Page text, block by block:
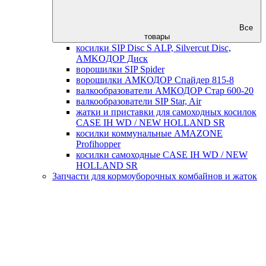
Все
товары
косилки SIP Disc S ALP, Silvercut Disc,
AMKOДОР Диск
ворошилки SIP Spider
ворошилки АМКОДОР Спайдер 815-8
валкообразователи АМКОДОР Стар 600-20
валкообразователи SIP Star, Air
жатки и приставки для самоходных косилок
CASE IH WD / NEW HOLLAND SR
косилки коммунальные AMAZONE
Profihopper
косилки самоходные CASE IH WD / NEW
HOLLAND SR
Запчасти для кормоуборочных комбайнов и жаток